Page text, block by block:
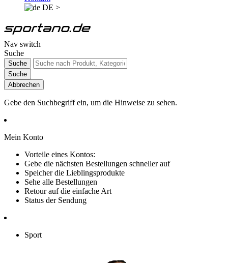
DE >
Nav switch
Suche
Suche
Suche
Abbrechen
Gebe den Suchbegriff ein, um die Hinweise zu sehen.
Mein Konto
Vorteile eines Kontos:
Gebe die nächsten Bestellungen schneller auf
Speicher die Lieblingsprodukte
Sehe alle Bestellungen
Retour auf die einfache Art
Status der Sendung
Sport